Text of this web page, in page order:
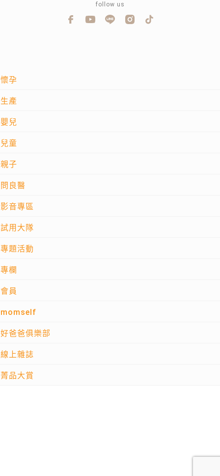
懷孕
生產
嬰兒
兒童
親子
問良醫
影音專區
試用大隊
專題活動
專欄
會員
momself
好爸爸俱樂部
線上雜誌
菁品大賞
follow us